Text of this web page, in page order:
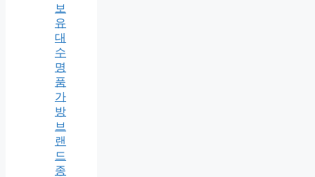
보
유
대
수
명
품
가
방
브
랜
드
종